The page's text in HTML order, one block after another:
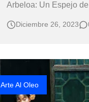
Arbeloa: Un Espejo
Abundancia y el
Hiperrrealista PARA VER Y ADMIRAR:
HIPERREALISMO EN
ÓLEO…
Diciembre 26, 2023
Arte Al Oleo